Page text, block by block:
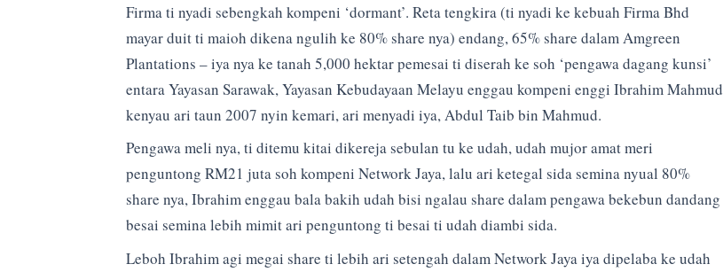
Firma ti nyadi sebengkah kompeni ‘dormant’. Reta tengkira (ti nyadi ke kebuah Firma Bhd
mayar duit ti maioh dikena ngulih ke 80% share nya) endang, 65% share dalam Amgreen
Plantations – iya nya ke tanah 5,000 hektar pemesai ti diserah ke soh ‘pengawa dagang kunsi’
entara Yayasan Sarawak, Yayasan Kebudayaan Melayu enggau kompeni enggi Ibrahim Mahmud
kenyau ari taun 2007 nyin kemari, ari menyadi iya, Abdul Taib bin Mahmud.
Pengawa meli nya, ti ditemu kitai dikereja sebulan tu ke udah, udah mujor amat meri
penguntong RM21 juta soh kompeni Network Jaya, lalu ari ketegal sida semina nyual 80%
share nya, Ibrahim enggau bala bakih udah bisi ngalau share dalam pengawa bekebun dandang
besai semina lebih mimit ari penguntong ti besai ti udah diambi sida.
Leboh Ibrahim agi megai share ti lebih ari setengah dalam Network Jaya iya dipelaba ke udah